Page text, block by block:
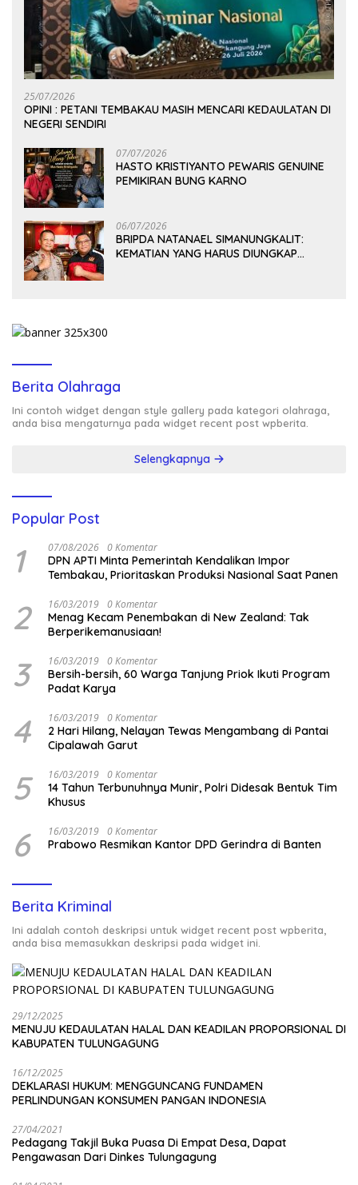
25/07/2026
OPINI : PETANI TEMBAKAU MASIH MENCARI KEDAULATAN DI
NEGERI SENDIRI
07/07/2026
HASTO KRISTIYANTO PEWARIS GENUINE
PEMIKIRAN BUNG KARNO
06/07/2026
BRIPDA NATANAEL SIMANUNGKALIT:
KEMATIAN YANG HARUS DIUNGKAP
Berita Olahraga
Ini contoh widget dengan style gallery pada kategori olahraga,
anda bisa mengaturnya pada widget recent post wpberita.
Selengkapnya
Popular Post
1 07/08/2026 0 Komentar
DPN APTI Minta Pemerintah Kendalikan Impor
Tembakau, Prioritaskan Produksi Nasional Saat Panen
2 16/03/2019 0 Komentar
Menag Kecam Penembakan di New Zealand: Tak
Berperikemanusiaan!
3 16/03/2019 0 Komentar
Bersih-bersih, 60 Warga Tanjung Priok Ikuti Program
Padat Karya
4 16/03/2019 0 Komentar
2 Hari Hilang, Nelayan Tewas Mengambang di Pantai
Cipalawah Garut
5 16/03/2019 0 Komentar
14 Tahun Terbunuhnya Munir, Polri Didesak Bentuk Tim
Khusus
6 16/03/2019 0 Komentar
Prabowo Resmikan Kantor DPD Gerindra di Banten
Berita Kriminal
Ini adalah contoh deskripsi untuk widget recent post wpberita,
anda bisa memasukkan deskripsi pada widget ini.
29/12/2025
MENUJU KEDAULATAN HALAL DAN KEADILAN PROPORSIONAL DI
KABUPATEN TULUNGAGUNG
16/12/2025
DEKLARASI HUKUM: MENGGUNCANG FUNDAMEN
PERLINDUNGAN KONSUMEN PANGAN INDONESIA
27/04/2021
Pedagang Takjil Buka Puasa Di Empat Desa, Dapat
Pengawasan Dari Dinkes Tulungagung